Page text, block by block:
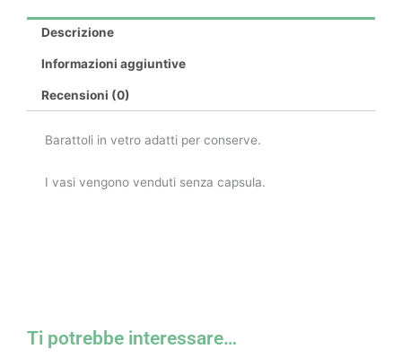
Descrizione
Informazioni aggiuntive
Recensioni (0)
Barattoli in vetro adatti per conserve.
I vasi vengono venduti senza capsula.
Ti potrebbe interessare…